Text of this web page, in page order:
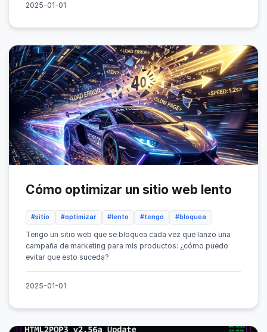
2025-01-01
Cómo optimizar un sitio web lento
#sitio #optimizar #lento #tengo #bloquea
Tengo un sitio web que se bloquea cada vez que lanzo una
campaña de marketing para mis productos: ¿cómo puedo
evitar que esto suceda?
2025-01-01